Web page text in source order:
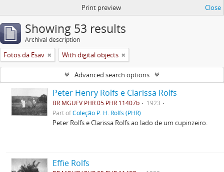
Print preview Close
Showing 53 results
Archival description
Fotos da Esav With digital objects
Advanced search options
Peter Henry Rolfs e Clarissa Rolfs
BR MGUFV PHR.05.PHR.11407b
1923
Part ofColeção P. H. Rolfs (PHR)
Peter Rolfs e Clarissa Rolfs ao lado de um cupinzeiro.
Effie Rolfs